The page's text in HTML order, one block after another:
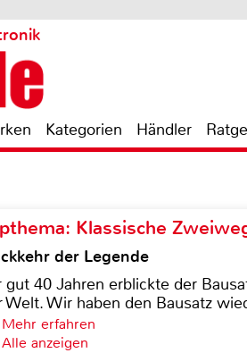
Kategorien Händler
Klassische
der Legende
gut 40 Jahren erblickte der
Welt. Wir haben den Bausatz
erfahren
anzeigen